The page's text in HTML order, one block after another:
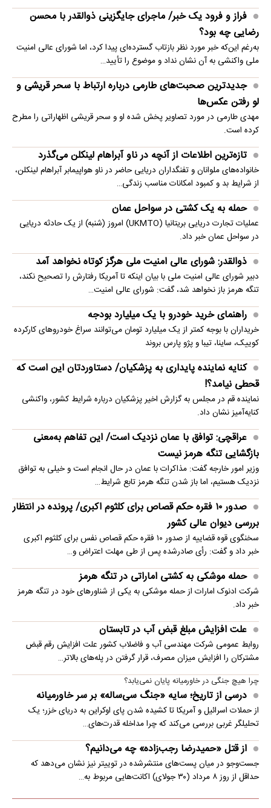
فراز و فرود یک خبر/ ماجرای جایگزینی ذوالقدر با محسن
رضایی چه بود؟
به‌رغم این‌که خبر مورد نظر بازتاب گسترده‌ای پیدا کرد، اما شورای عالی امنیت
ملی واکنشی به آن نشان نداد و موضوع را تأیید…
جدیدترین صحبت‌های طارمی درباره ارتباط با سحر قریشی و
لو رفتن عکس‌ها
مهدی طارمی در مورد تصاویر پخش شده او و سحر قریشی اظهاراتی را مطرح
کرده است.
تازه‌ترین اطلاعات از آنچه در ناو آبراهام لینکلن می‌گذرد
خانواده‌های ملوانان و تفنگداران دریایی حاضر در ناو هواپیمابر آبراهام لینکلن،
از شرایط بد و کمبود امکانات مناسب زندگی…
حمله به یک کشتی در سواحل عمان
عملیات تجارت دریایی بریتانیا (UKMTO) امروز (شنبه) از یک حادثه دریایی
در سواحل عمان خبر داد.
ذوالقدر: شورای عالی امنیت ملی هرگز کوتاه نخواهد آمد
دبیر شورای عالی امنیت ملی با بیان اینکه تا آمریکا رفتارش را تصحیح نکند،
تنگه هرمز باز نخواهد شد، گفت: شورای عالی امنیت…
راهنمای خرید خودرو با یک میلیارد بودجه
خریداران با بوجه کمتر از یک میلیارد تومان می‌توانند سراغ خودروهای کارکرده
کوییک، ساینا، تیبا و پژو پارس بروند
کنایه نماینده پایداری به پزشکیان/ دستاوردتان این است که
قحطی نیامد؟!
نماینده قم در مجلس به گزارش اخیر پزشکیان درباره شرایط کشور، واکنشی
کنایه‌آمیز نشان داد.
عراقچی: توافق با عمان نزدیک است/ این تفاهم به‌معنی
بازگشایی تنگه هرمز نیست
وزیر امور خارجه گفت: مذاکرات با عمان در حال انجام است و خیلی به توافق
نزدیک هستیم، اما باز شدن تنگه هرمز تابع شرایط…
صدور ۱۰ فقره حکم قصاص برای کلثوم اکبری/ پرونده در انتظار
بررسی دیوان عالی کشور
سخنگوی قوه قضاییه از صدور ۱۰ فقره حکم قصاص نفس برای کلثوم اکبری
خبر داد و گفت: رأی صادرشده پس از طی مهلت اعتراض و…
حمله موشکی به کشتی اماراتی در تنگه هرمز
شرکت ادنوک امارات از حمله موشکی به یکی از شناورهای خود در تنگه هرمز
خبر داد.
علت افزایش مبلغ قبض آب در تابستان
روابط عمومی شرکت مهندسی آب و فاضلاب کشور علت افزایش رقم قبض
مشترکان را افزایش میزان مصرف، قرار گرفتن در پله‌های بالاتر…
چرا هیچ جنگی در خاورمیانه پایان نمی‌یابد؟
درسی از تاریخ؛ سایه «جنگ سی‌ساله» بر سر خاورمیانه
از حملات اسرائیل و آمریکا تا کشیده شدن پای اوکراین به دریای خزر؛ یک
تحلیلگر غربی بررسی می‌کند که چرا مداخله قدرت‌های…
از قتل «حمیدرضا رجب‌زاده» چه می‌دانیم؟
جست‌وجو در میان پست‌های منتشرشده در توییتر نیز نشان می‌دهد که
حداقل از روز ۸ مرداد (۳۰ جولای) اکانت‌هایی مربوط به…